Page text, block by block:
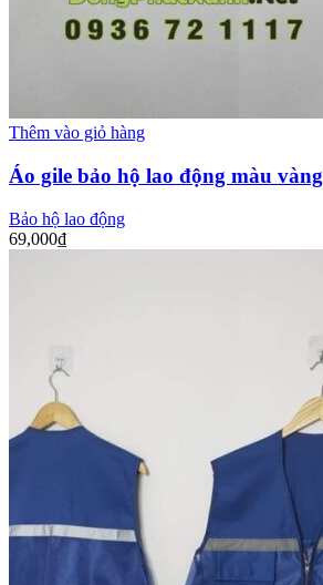
Thêm vào giỏ hàng
Áo gile bảo hộ lao động màu vàng
Bảo hộ lao động
69,000₫